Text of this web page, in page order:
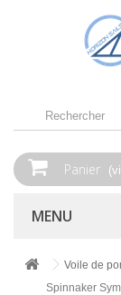
Panier
MENU
Voile de
Spinnaker